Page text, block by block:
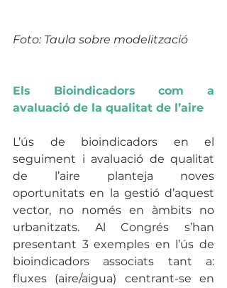
Foto: Taula sobre modelització
Els Bioindicadors com a
avaluació de la qualitat de l’aire
L’ús de bioindicadors en el
seguiment i avaluació de qualitat
de l’aire planteja noves
oportunitats en la gestió d’aquest
vector, no només en àmbits no
urbanitzats. Al Congrés s’han
presentant 3 exemples en l’ús de
bioindicadors associats tant a:
fluxes (aire/aigua) centrant-se en